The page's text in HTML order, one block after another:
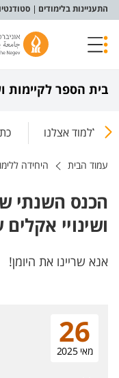
תפריט נגישות
התעניינות בלימודים
בית הספר לקיימות
ללמוד אצלנו
עמוד הבית היחידה
הכנס השנתי
ושינויי
אנא שריינו את היומן!
26
מאי 2025